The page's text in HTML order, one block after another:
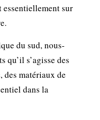
sur
du sud, nous-
qu’il s’agisse des
des matériaux de
dans la